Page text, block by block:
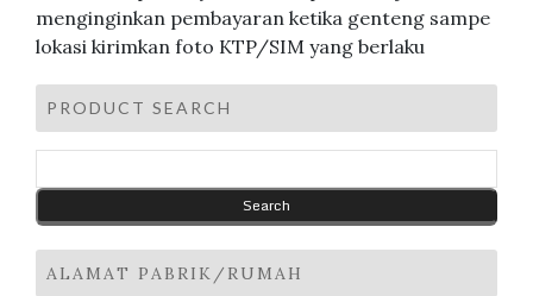
menginginkan pembayaran ketika genteng sampe
lokasi kirimkan foto KTP/SIM yang berlaku
PRODUCT SEARCH
ALAMAT PABRIK/RUMAH